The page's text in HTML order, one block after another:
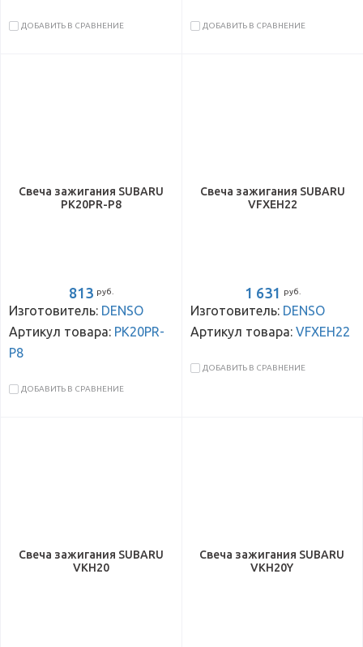
ДОБАВИТЬ В СРАВНЕНИЕ ДОБАВИТЬ В СРАВНЕНИЕ
Свеча зажигания SUBARU
PK20PR-P8
813 руб.
Изготовитель: DENSO
Артикул товара: PK20PR-
P8
ДОБАВИТЬ В СРАВНЕНИЕ
Свеча зажигания SUBARU
VFXEH22
1 631 руб.
Изготовитель: DENSO
Артикул товара: VFXEH22
ДОБАВИТЬ В СРАВНЕНИЕ
Свеча зажигания SUBARU
VKH20
Свеча зажигания SUBARU
VKH20Y